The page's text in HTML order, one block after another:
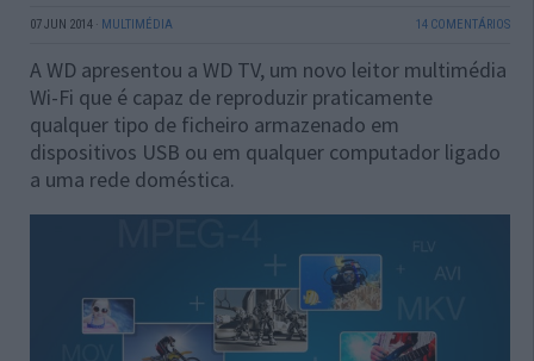
07 JUN 2014 · MULTIMÉDIA 14 COMENTÁRIOS
A WD apresentou a WD TV, um novo leitor multimédia
Wi-Fi que é capaz de reproduzir praticamente
qualquer tipo de ficheiro armazenado em
dispositivos USB ou em qualquer computador ligado
a uma rede doméstica.